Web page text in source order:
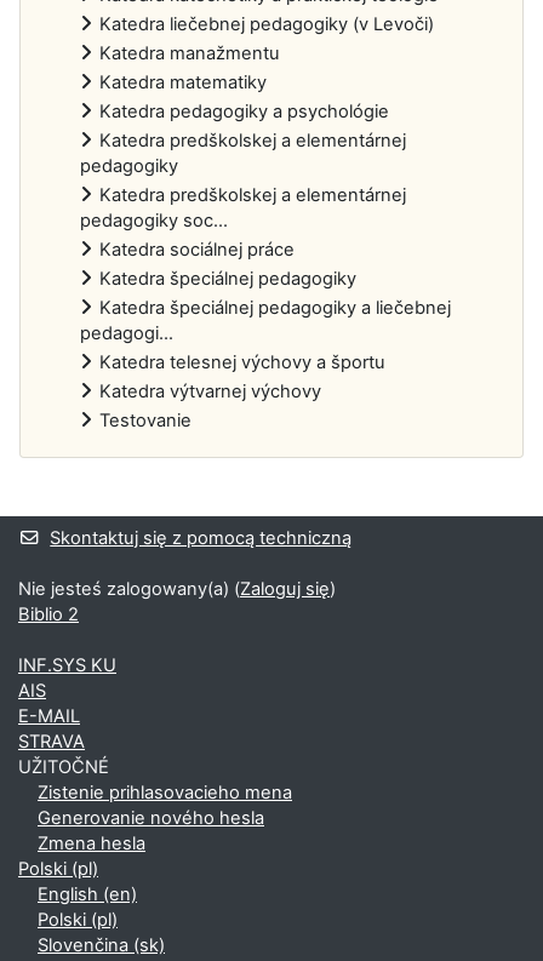
Katedra liečebnej pedagogiky (v Levoči)
Katedra manažmentu
Katedra matematiky
Katedra pedagogiky a psychológie
Katedra predškolskej a elementárnej
pedagogiky
Katedra predškolskej a elementárnej
pedagogiky soc...
Katedra sociálnej práce
Katedra špeciálnej pedagogiky
Katedra špeciálnej pedagogiky a liečebnej
pedagogi...
Katedra telesnej výchovy a športu
Katedra výtvarnej výchovy
Testovanie
Bloki uzupełniające
Skontaktuj się z pomocą techniczną
Nie jesteś zalogowany(a) (Zaloguj się)
Biblio 2
INF.SYS KU
AIS
E-MAIL
STRAVA
UŽITOČNÉ
Zistenie prihlasovacieho mena
Generovanie nového hesla
Zmena hesla
Polski ‎(pl)‎
English ‎(en)‎
Polski ‎(pl)‎
Slovenčina ‎(sk)‎